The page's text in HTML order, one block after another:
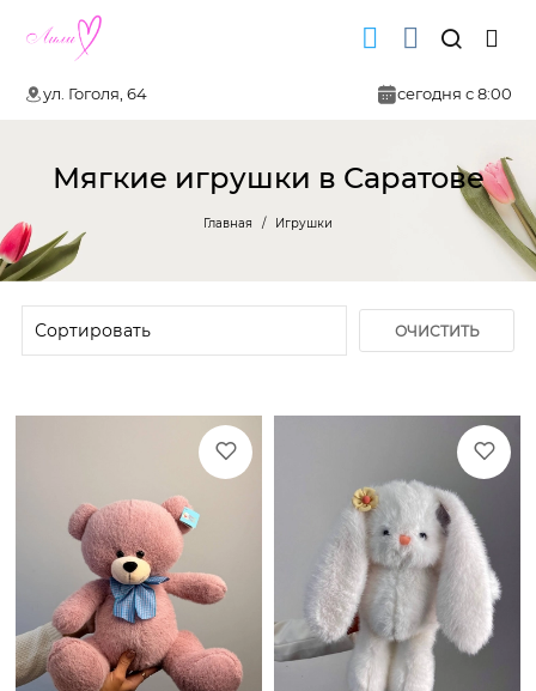
ул. Гоголя, 64 сегодня с 8:00
Мягкие игрушки в Саратове
Главная Игрушки
ОЧИСТИТЬ